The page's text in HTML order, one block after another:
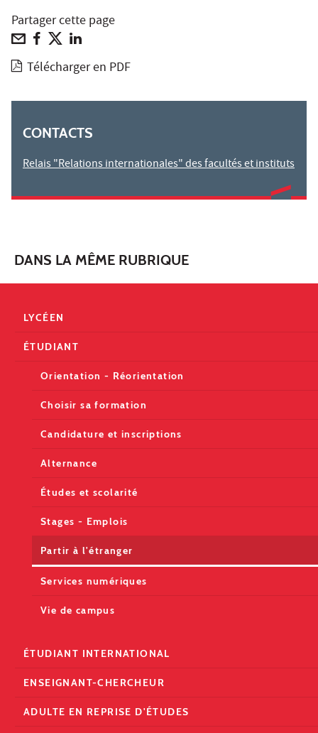
Partager cette page
Télécharger en PDF
CONTACTS
Relais "Relations internationales" des facultés et instituts
DANS LA MÊME RUBRIQUE
LYCÉEN
ÉTUDIANT
Orientation - Réorientation
Choisir sa formation
Candidature et inscriptions
Alternance
Études et scolarité
Stages - Emplois
Partir à l'étranger
Services numériques
Vie de campus
ÉTUDIANT INTERNATIONAL
ENSEIGNANT-CHERCHEUR
ADULTE EN REPRISE D'ÉTUDES